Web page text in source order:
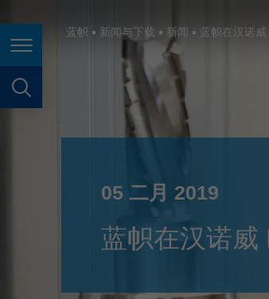
页面搜索
蓝帜 新闻与下载 新闻 蓝帜在汉诺
05 二月 2019
蓝帜在汉诺威